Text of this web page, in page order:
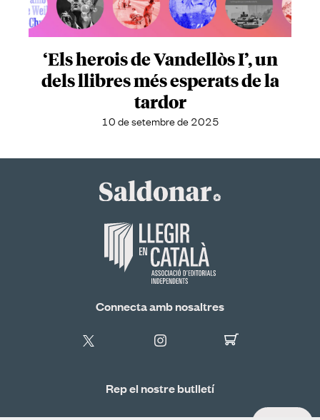
‘Els herois de Vandellòs I’, un
dels llibres més esperats de la
tardor
10 de setembre de 2025
Connecta amb nosaltres
Rep el nostre butlletí